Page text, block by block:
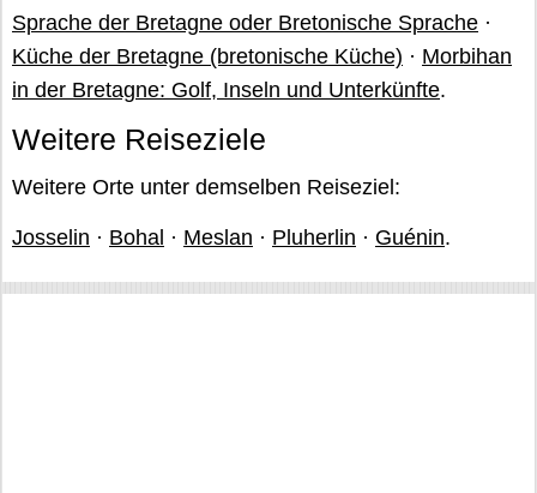
Sprache der Bretagne oder Bretonische Sprache ·
Küche der Bretagne (bretonische Küche) · Morbihan
in der Bretagne: Golf, Inseln und Unterkünfte.
Weitere Reiseziele
Weitere Orte unter demselben Reiseziel:
Josselin · Bohal · Meslan · Pluherlin · Guénin.